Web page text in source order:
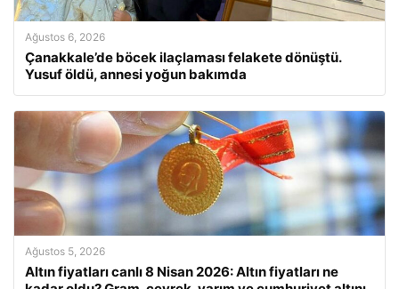
Ağustos 6, 2026
Çanakkale’de böcek ilaçlaması felakete dönüştü.
Yusuf öldü, annesi yoğun bakımda
Ağustos 5, 2026
Altın fiyatları canlı 8 Nisan 2026: Altın fiyatları ne